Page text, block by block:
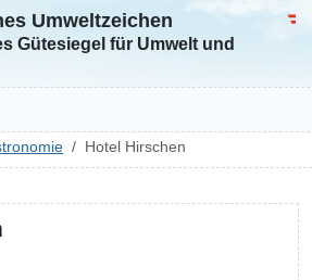
Umweltzeichen
Gütesiegel für Umwelt und
Hotel Hirschen